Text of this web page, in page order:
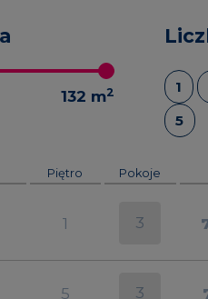
132 m2 1
5
Piętro Pokoje
1 3
5 3